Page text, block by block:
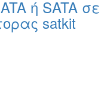
ή SATA σε
satkit